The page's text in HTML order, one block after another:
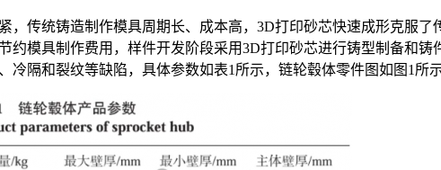
，传统铸造制作模具周期长、成本高，3D打印砂芯快速成形克服
约模具制作费用，样件开发阶段采用3D打印砂芯进行铸型制备和
冷隔和裂纹等缺陷，具体参数如表1所示，链轮毂体零件图如图1所